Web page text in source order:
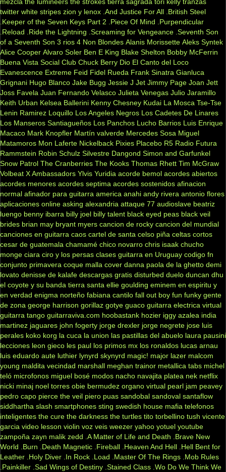
twitter white stripes zion y lenox .And Justice For All .British Steel
.Keeper of the Seven Keys Part 2
.Piece Of Mind
.Purpendicular
.Reload
.Ride the Lightning .Screaming for Vengeance .Seventh Son
of a Seventh Son 3 rios 4 Non Blondes Alanis Morissette Aleks Syntek
Alice Cooper Alvaro Soler Ben E King Blake Shelton Bobby McFerrin
Buena Vista Social Club Chuck Berry Dio El Canto del Loco
Evanescence Extreme Feid Fidel Rueda Frank Sinatra Gianluca
Grignani Hugo Blanco Jake Bugg Jessie J Jet Jimmy Page Joan Jett
Joss Favela Juan Fernando Velasco Julieta Venegas Julio Jaramillo
Keith Urban Kelsea Ballerini Kenny Chesney Kudai La Mosca Tse-Tse
Lenin Ramirez Loquillo Los Angeles Negros Los Cadetes De Linares
Los Manseros Santiagueños Los Panchos Lucho Barrios Luis Enrique
Macaco Mark Knopfler Martín valverde Mercedes Sosa Miguel
Matamoros Mon Laferte Nickelback Pixies Placebo R5 Radio Futura
Rammstein Robin Schulz Silvestre Dangond Simon and Garfunkel
Snow Patrol The Cranberries The Kooks Thomas Rhett Tim McGraw
Volbeat X Ambassadors Ylvis Yuridia acorde bemol acordes abiertos
acordes menores acordes septima acordes sostenidos afinacion
normal afinador para guitarra america anahi andy rivera antonio flores
aplicaciones online asking alexandria attaque 77 audioslave beatriz
luengo benny ibarra billy joel billy talent black eyed peas black veil
brides brian may bryant myers cancion de rocky cancion del mundial
canciones en guitarra caos cartel de santa celso piña celtas cortos
cesar de guatemala chamamé chico novarro chris isaak chucho
monge ciara ciro y los persas clases guitarra en Uruguay codigo fn
conjunto primavera coque malla cover danna paola de la ghetto demi
lovato denisse de kalafe descargas gratis disturbed duelo duncan dhu
el coyote y su banda tierra santa ellie goulding eminem en espiritu y
en verdad enigma norteño fabiana cantilo fall out boy fun funky gente
de zona george harrison gorillaz gotye guaco guitarra electrica virtual
guitarra tango guitarraviva.com hoobastank hozier iggy azalea india
martinez jaguares john fogerty jorge drexler jorge negrete jose luis
perales koko korg la cuca la union las pastillas del abuelo laura pausini
lecciones leon gieco les paul los primos mx los ronaldos lucas arnau
luis eduardo aute luthier lynyrd skynyrd magic! major lazer malcom
young maldita vecindad marshall meghan trainor metallica tabs michel
teló microfonos miguel bosé modos nacho navajita platea nek netflix
nicki minaj noel torres obie bermudez organo virtual pearl jam peavey
pedro capo pierce the veil piero puas sandobal sandoval santaflow
siddhartha slash smartphones sting swedish house mafia telefonos
inteligentes the cure the darkness the turtles tito torbellino tush vicente
garcia video lesson violin voz veis weezer yahoo yotuel youtube
zampoña zayn malik zedd .A Matter of Life and Death
.Brave New
World
.Burn .Death Magnetic .Fireball .Heaven And Hell .Hell Bent for
Leather .Holy Diver .In Rock .Load .Master Of The Rings .Mob Rules
.Painkiller .Sad Wings of Destiny .Stained Class .Wo Do We Think We